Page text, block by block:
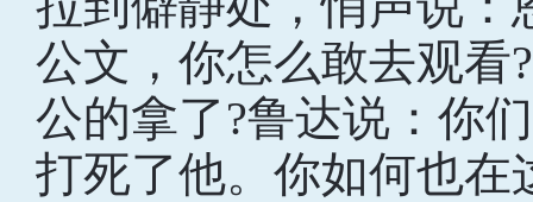
公文，你怎么敢去观看
公的拿了?鲁达说：你
打死了他。你如何也在